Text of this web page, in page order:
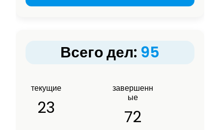
Всего дел: 95
текущие
23
завершенн
ые
72